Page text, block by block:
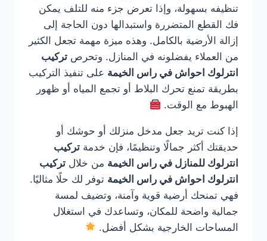
تنظيفه بسهولة، وإذا تعرض جزء منه للتلف يمكن
فك القطع المتضررة واستبدالها دون الحاجة إلى
إزالة الأرضية بالكامل. وهذه ميزة مهمة تجعل الكثير
من العملاء يفضلونه في المنازل. وتحرص تركيب
انترلوك احواش في راس الخيمة على تنفيذ التركيب
بطريقة تمنع تحرك البلاط أو تجمع المياه أو ظهور
الهبوط مع الوقت.
إذا كنت تريد جعل مدخل منزلك أو حوشك أو
حديقتك أكثر جمالًا وتنظيمًا، فإن خدمة تركيب
انترلوك للمنازل في راس الخيمة من خلال تركيب
انترلوك احواش في راس الخيمة توفر لك حلًا مثاليًا.
فهي تمنحك أرضية قوية وآمنة، وتضيف لمسة
جمالية واضحة للمكان، وتساعدك في استغلال
المساحات الخارجية بشكل أفضل.